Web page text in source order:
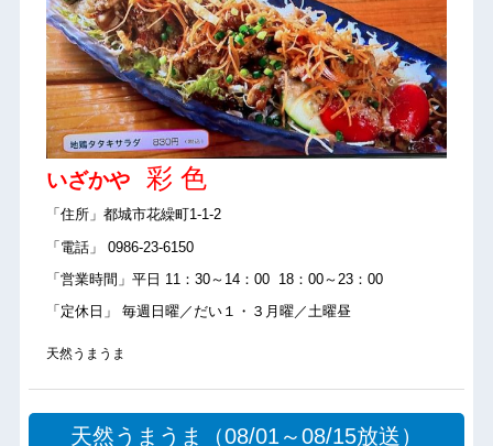
いざかや 彩 色
「住所」都城市花繰町1-1-2
「電話」 0986-23-6150
「営業時間」平日 11：30～14：00 18：00～23：00
「定休日」 毎週日曜／だい１・３月曜／土曜昼
天然うまうま
天然うまうま（08/01～08/15放送）